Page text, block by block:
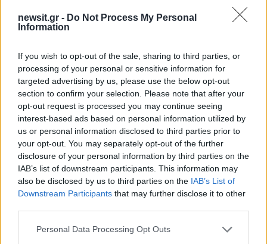
newsit.gr - Do Not Process My Personal
Information
If you wish to opt-out of the sale, sharing to third parties, or
processing of your personal or sensitive information for
targeted advertising by us, please use the below opt-out
section to confirm your selection. Please note that after your
opt-out request is processed you may continue seeing
interest-based ads based on personal information utilized by
us or personal information disclosed to third parties prior to
your opt-out. You may separately opt-out of the further
disclosure of your personal information by third parties on the
IAB’s list of downstream participants. This information may
also be disclosed by us to third parties on the IAB’s List of
Downstream Participants that may further disclose it to other
Please note that this website/app uses one or more Google
Personal Data Processing Opt Outs
Πολιτική Απορρήτου&Όροι Χρήσηςτης Google.
HOLLYWOOD
ΝΤΕΙΒΙΝΤ ΜΠΕΚΑΜ
Share:
Ακολουθήστε το Νewsit.gr στο Google Newsκαι
ενημερωθείτε πρώτοι για όλη την ειδησεογραφία και τα
τελευταία νέα της ημέρας
Πιο δημοφιλή
Έφυγαν οι συνεργάτες, μένει η Μαρία